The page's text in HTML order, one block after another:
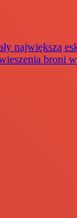
największą
broni